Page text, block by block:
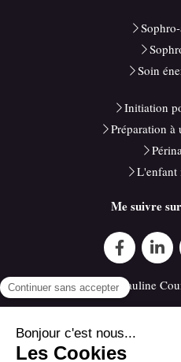
Soin
Initiation
Préparation à
L'enfant
Me suivre
©2020 Pauline